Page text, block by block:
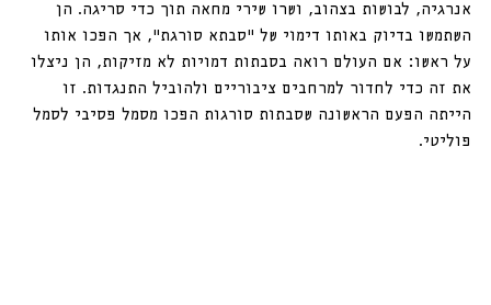
אנרגיה, לבושות בצהוב, ושרו שירי מחאה תוך כדי סריגה. הן
השתמשו בדיוק באותו דימוי של “סבתא סורגת”, אך הפכו אותו
על ראשו: אם העולם רואה בסבתות דמויות לא מזיקות, הן ניצלו
את זה כדי לחדור למרחבים ציבוריים ולהוביל התנגדות. זו
הייתה הפעם הראשונה שסבתות סורגות הפכו מסמל פסיבי לסמל
פוליטי.